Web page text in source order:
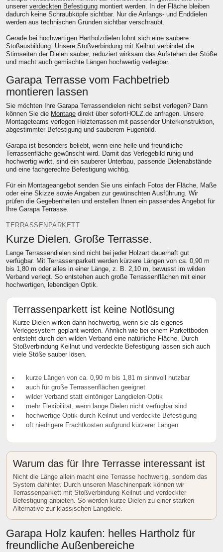
unserer verdeckten Befestigung montiert werden. In der Fläche bleiben
dadurch keine Schraubköpfe sichtbar. Nur die Anfangs- und Enddielen
werden aus technischen Gründen sichtbar verschraubt.
Gerade bei hochwertigen Hartholzdielen lohnt sich eine saubere
Stoßausbildung. Unsere Stoßverbindung mit Keilnut verbindet die
Stirnseiten der Dielen sauber, reduziert wirksam das Aufstehen der Stöße
und macht auch gemischte Längen hochwertig verlegbar.
Garapa Terrasse vom Fachbetrieb
montieren lassen
Sie möchten Ihre Garapa Terrassendielen nicht selbst verlegen? Dann
können Sie die Montage direkt über sofortHOLZ.de anfragen. Unsere
Montageteams verlegen Holzterrassen mit passender Unterkonstruktion,
abgestimmter Befestigung und sauberem Fugenbild.
Garapa ist besonders beliebt, wenn eine helle und freundliche
Terrassenfläche gewünscht wird. Damit das Verlegebild ruhig und
hochwertig wirkt, sind ein sauberer Unterbau, passende Dielenabstände
und eine fachgerechte Befestigung wichtig.
Für ein Montageangebot senden Sie uns einfach Fotos der Fläche, Maße
oder eine Skizze sowie Angaben zur gewünschten Ausführung. Wir
prüfen die Gegebenheiten und erstellen Ihnen ein passendes Angebot für
Ihre Garapa Terrasse.
TERRASSENPARKETT
Kurze Dielen. Große Terrasse.
Lange Terrassendielen sind nicht bei jeder Holzart dauerhaft gut
verfügbar. Mit Terrassenparkett werden kürzere Längen von ca. 0,90 m
bis 1,80 m oder alles in einer Länge, z. B. 2,10 m, bewusst im wilden
Verband verlegt. So entstehen auch große Terrassenflächen mit einer
hochwertigen, lebendigen Optik.
Terrassenparkett ist keine Notlösung
Kurze Dielen wirken dann hochwertig, wenn sie als eigenes
Verlegesystem geplant werden. Ähnlich wie bei einem Parkettboden
entsteht durch den wilden Verband eine natürliche Fläche. Durch
Stoßverbindung Keilnut und verdeckte Befestigung lassen sich auch
viele Stöße sauber lösen.
kurze Längen von ca. 0,90 m bis 1,81 m sinnvoll nutzbar
auch für große Terrassenflächen geeignet
wilder Verband statt eintöniger Langdielen-Optik
mehr Flexibilität, wenn lange Dielen nicht verfügbar sind
hochwertige Optik durch Keilnut und verdeckte Befestigung
oft niedrigere Frachtkosten aufgrund kürzerer Längen
Warum das für Ihre Terrasse interessant ist
Nicht die Länge allein macht eine Terrasse hochwertig, sondern das
System dahinter. Durch unseren Maschinenpark können wir
Terrassenparkett mit Stoßverbindung Keilnut und verdeckter
Befestigung anbieten. So werden kurze Dielen zu einer starken
Alternative zur klassischen Langdiele.
Garapa Holz kaufen: helles Hartholz für
freundliche Außenbereiche